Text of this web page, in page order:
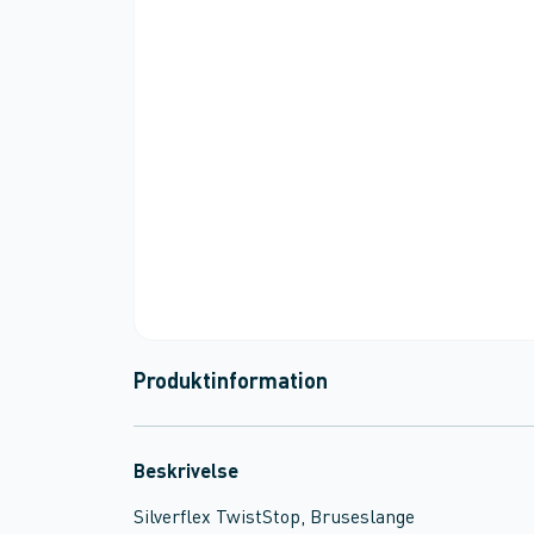
Produktinformation
Beskrivelse
Silverflex TwistStop, Bruseslange